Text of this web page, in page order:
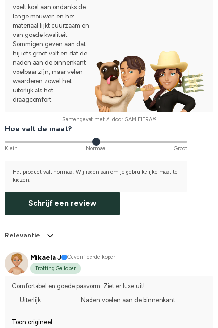
voelt koel aan ondanks de
lange mouwen en het
materiaal lijkt duurzaam en
van goede kwaliteit.
Sommigen geven aan dat
hij iets groot valt en dat de
naden aan de binnenkant
voelbaar zijn, maar velen
waarderen zowel het
uiterlijk als het
draagcomfort.
Samengevat met AI door GAMIFIERA.®
Hoe valt de maat?
Klein Normaal Groot
Het product valt normaal. Wij raden aan om je gebruikelijke maat te
kiezen.
Schrijf een review
Relevantie
Mikaela J
Geverifieerde koper
Trotting Galloper
Comfortabel en goede pasvorm. Ziet er luxe uit!
Uiterlijk
Naden voelen aan de binnenkant
Toon origineel